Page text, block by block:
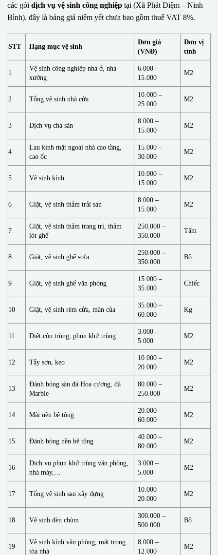
các gói dịch vụ vệ sinh công nghiệp tại (Xã Phát Diệm – Ninh
Bình). đây là bảng giá niêm yết chưa bao gồm thuế VAT 8%.
STT Hạng mục vệ sinh
Đơn giá
(VNĐ)
Đơn vị
tính
1
Vệ sinh công nghiệp nhà ở, nhà
xưởng
6.000 –
15.000
M2
2 Tổng vệ sinh nhà cửa
10.000 –
25.000
M2
3 Dịch vụ chà sàn
8.000 –
15.000
M2
4
Lau kính mặt ngoài nhà cao tầng,
cao ốc
15.000 –
30.000
M2
5 Vệ sinh kính
10.000 –
15.000
M2
6 Giặt, vệ sinh thảm trải sàn
8.000 –
15.000
M2
7
Giặt, vệ sinh thảm trang trí, thảm
lót ghế
250.000 –
350.000
Tấm
8 Giặt, vệ sinh ghế sofa
250.000 –
350.000
Bộ
9 Giặt, vệ sinh ghế văn phòng
15.000 –
35.000
Chiếc
10 Giặt, vệ sinh rèm cửa, màn của
35.000 –
60.000
Kg
11 Diệt côn trùng, phun khử trùng
3.000 –
5.000
M2
12 Tẩy sơn, keo
10.000 –
20.000
M2
13
Đánh bóng sàn đá Hoa cương, đá
Marble
80.000 –
250.000
M2
14 Mài nền bê tông
20.000 –
60.000
M2
15 Đánh bóng nền bê tông
40.000 –
80.000
M2
16
Dịch vụ phun khử trùng văn phòng,
nhà máy,…
3.000 –
5.000
M2
17 Tổng vệ sinh sau xây dựng
10.000 –
20.000
M2
18 Vệ sinh đèn chùm
300.000 –
500.000
Bộ
19
Vệ sinh kính văn phòng, mặt trong
tòa nhà
8.000 –
12.000
M2